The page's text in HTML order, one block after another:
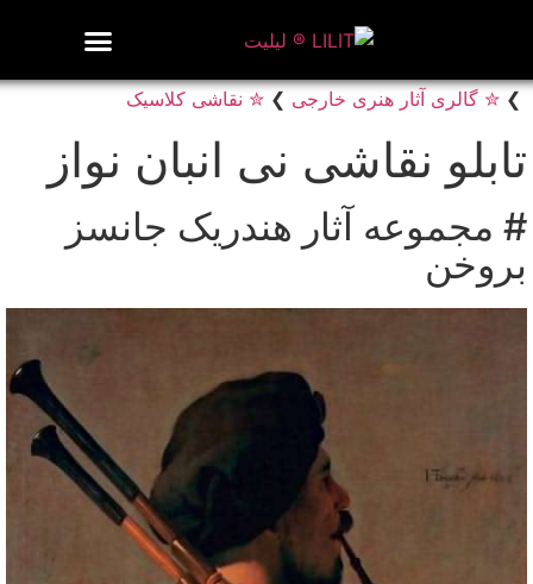
❯ ✮ گالری آثار هنری خارجی ❯ ✮ نقاشی کلاسیک
تابلو نقاشی نی انبان نواز
# مجموعه آثار هندریک جانسز
بروخن